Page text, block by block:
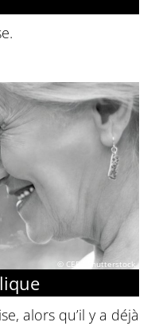
© CEF / Shutterstock
alors qu’il y a déjà